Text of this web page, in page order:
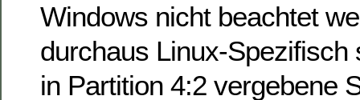
Windows nicht beachtet
durchaus Linux-Spezifisch
in Partition 4:2 vergebene